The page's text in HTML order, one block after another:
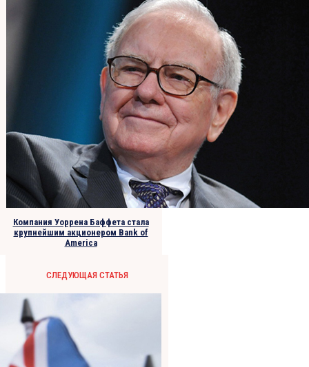
Компания Уоррена Баффета стала
крупнейшим акционером Bank of
America
СЛЕДУЮЩАЯ СТАТЬЯ